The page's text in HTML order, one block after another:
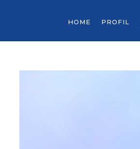
HOME PROFIL